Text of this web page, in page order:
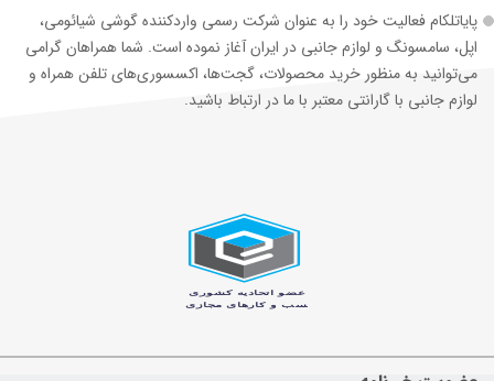
پایاتلکام فعالیت خود را به عنوان شرکت رسمی وارد‌کننده گوشی شیائومی،
اپل، سامسونگ و لوازم جانبی در ایران آغاز نموده است. شما همراهان گرامی
می‌توانید به منظور خرید محصولات، گجت‌ها، اکسسوری‌های تلفن همراه و
لوازم جانبی با گارانتی معتبر با ما در ارتباط باشید.